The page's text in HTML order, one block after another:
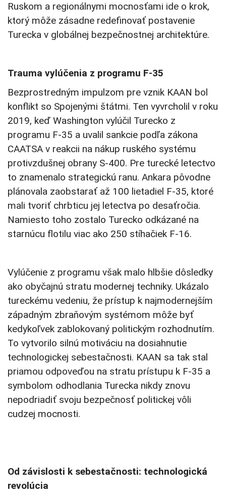
Ruskom a regionálnymi mocnosťami ide o krok,
ktorý môže zásadne redefinovať postavenie
Turecka v globálnej bezpečnostnej architektúre.
Trauma vylúčenia z programu F-35
Bezprostredným impulzom pre vznik KAAN bol
konflikt so Spojenými štátmi. Ten vyvrcholil v roku
2019, keď Washington vylúčil Turecko z
programu F-35 a uvalil sankcie podľa zákona
CAATSA v reakcii na nákup ruského systému
protivzdušnej obrany S-400. Pre turecké letectvo
to znamenalo strategickú ranu. Ankara pôvodne
plánovala zaobstarať až 100 lietadiel F-35, ktoré
mali tvoriť chrbticu jej letectva po desaťročia.
Namiesto toho zostalo Turecko odkázané na
starnúcu flotilu viac ako 250 stíhačiek F-16.
Vylúčenie z programu však malo hlbšie dôsledky
ako obyčajnú stratu modernej techniky. Ukázalo
tureckému vedeniu, že prístup k najmodernejším
západným zbraňovým systémom môže byť
kedykoľvek zablokovaný politickým rozhodnutím.
To vytvorilo silnú motiváciu na dosiahnutie
technologickej sebestačnosti. KAAN sa tak stal
priamou odpoveďou na stratu prístupu k F-35 a
symbolom odhodlania Turecka nikdy znovu
nepodriadiť svoju bezpečnosť politickej vôli
cudzej mocnosti.
Od závislosti k sebestačnosti: technologická
revolúcia